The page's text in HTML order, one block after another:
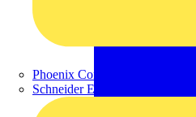
Phoenix Contact
Schneider Electric